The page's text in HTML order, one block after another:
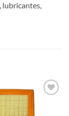
lubricantes,